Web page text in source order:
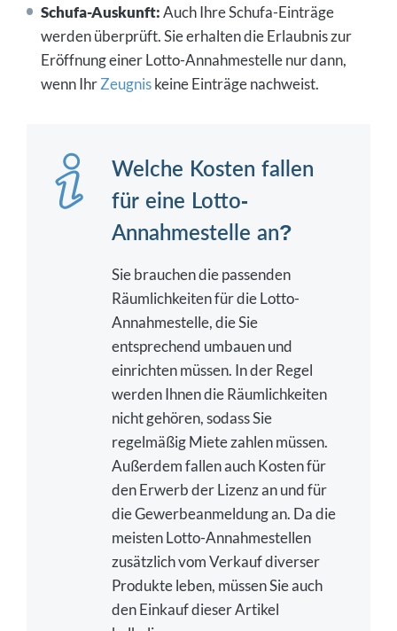
Schufa-Auskunft:Auch Ihre Schufa-Einträge
werden überprüft. Sie erhalten die Erlaubnis zur
Eröffnung einer Lotto-Annahmestelle nur dann,
wenn IhrZeugniskeine Einträge nachweist.
Welche Kosten fallen
für eine Lotto-
Annahmestelle an?
Sie brauchen die passenden
Räumlichkeiten für die Lotto-
Annahmestelle, die Sie
entsprechend umbauen und
einrichten müssen. In der Regel
werden Ihnen die Räumlichkeiten
nicht gehören, sodass Sie
regelmäßig Miete zahlen müssen.
Außerdem fallen auch Kosten für
den Erwerb der Lizenz an und für
die Gewerbeanmeldung an. Da die
meisten Lotto-Annahmestellen
zusätzlich vom Verkauf diverser
Produkte leben, müssen Sie auch
den Einkauf dieser Artikel